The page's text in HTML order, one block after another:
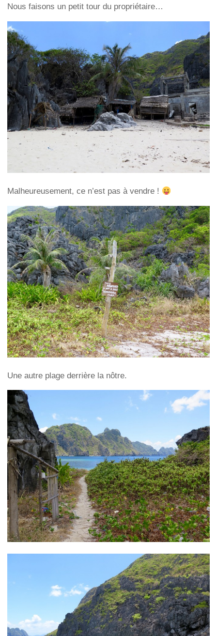
Nous faisons un petit tour du propriétaire…
Malheureusement, ce n’est pas à vendre !
Une autre plage derrière la nôtre.